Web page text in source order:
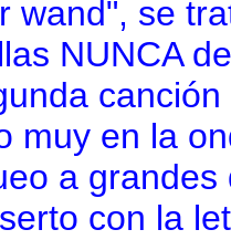
wand", se
NUNCA
muy en la
a
con la